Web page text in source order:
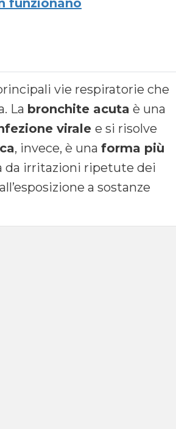
funzionano
vie respiratorie che
La bronchite acuta è una
virale e si risolve
, invece, è una forma più
da irritazioni ripetute dei
a sostanze